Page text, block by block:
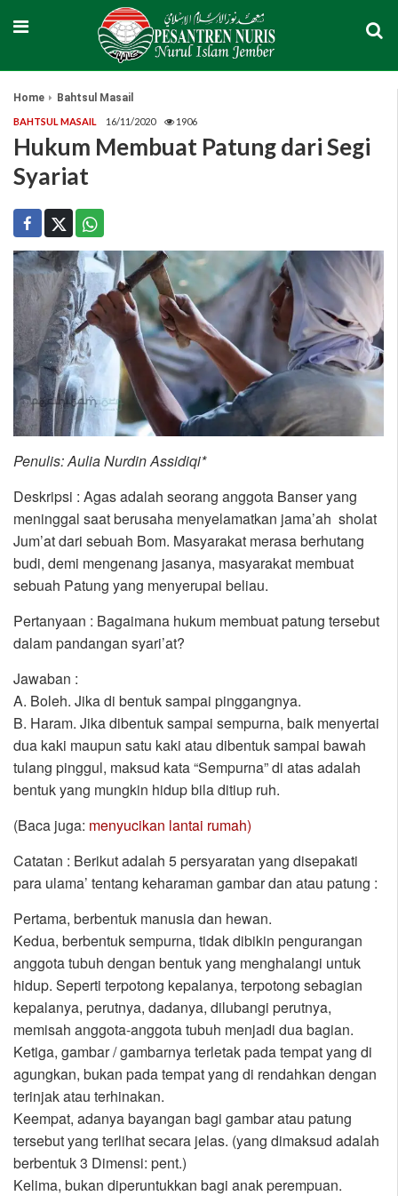
Home Bahtsul Masail
BAHTSUL MASAIL 16/11/2020 1906
Hukum Membuat Patung dari Segi
Syariat
Penulis: Aulia Nurdin Assidiqi*
Deskripsi : Agas adalah seorang anggota Banser yang
meninggal saat berusaha menyelamatkan jama’ah sholat
Jum’at dari sebuah Bom. Masyarakat merasa berhutang
budi, demi mengenang jasanya, masyarakat membuat
sebuah Patung yang menyerupai beliau.
Pertanyaan : Bagaimana hukum membuat patung tersebut
dalam pandangan syari’at?
Jawaban :
A. Boleh. Jika di bentuk sampai pinggangnya.
B. Haram. Jika dibentuk sampai sempurna, baik menyertai
dua kaki maupun satu kaki atau dibentuk sampai bawah
tulang pinggul, maksud kata “Sempurna” di atas adalah
bentuk yang mungkin hidup bila ditiup ruh.
(Baca juga: menyucikan lantai rumah)
Catatan : Berikut adalah 5 persyaratan yang disepakati
para ulama’ tentang keharaman gambar dan atau patung :
Pertama, berbentuk manusia dan hewan.
Kedua, berbentuk sempurna, tidak dibikin pengurangan
anggota tubuh dengan bentuk yang menghalangi untuk
hidup. Seperti terpotong kepalanya, terpotong sebagian
kepalanya, perutnya, dadanya, dilubangi perutnya,
memisah anggota-anggota tubuh menjadi dua bagian.
Ketiga, gambar / gambarnya terletak pada tempat yang di
agungkan, bukan pada tempat yang di rendahkan dengan
terinjak atau terhinakan.
Keempat, adanya bayangan bagi gambar atau patung
tersebut yang terlihat secara jelas. (yang dimaksud adalah
berbentuk 3 Dimensi: pent.)
Kelima, bukan diperuntukkan bagi anak perempuan.